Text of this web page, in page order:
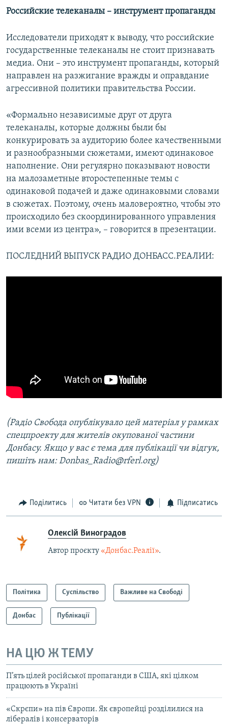
Российские телеканалы – инструмент пропаганды
Исследователи приходят к выводу, что российские
государственные телеканалы не стоит признавать
медиа. Они – это инструмент пропаганды, который
направлен на разжигание вражды и оправдание
агрессивной политики правительства России.
«Формально независимые друг от друга
телеканалы, которые должны были бы
конкурировать за аудиторию более качественными
и разнообразными сюжетами, имеют одинаковое
наполнение. Они регулярно показывают новости
на малозаметные второстепенные темы с
одинаковой подачей и даже одинаковыми словами
в сюжетах. Поэтому, очень маловероятно, чтобы это
происходило без скоординированного управления
ими всеми из центра», – говорится в презентации.
ПОСЛЕДНИЙ ВЫПУСК РАДИО ДОНБАСС.РЕАЛИИ:
(Радіо Свобода опублікувало цей матеріал у рамках
спецпроекту для жителів окупованої частини
Донбасу. Якщо у вас є тема для публікації чи відгук,
пишіть нам: Donbas_Radio@rferl.org)
Поділитись Читати без VPN Підписатись
Олексій Виноградов
Автор проєкту «Донбас.Реалії».
Політика Суспільство Важливе на Свободі
Донбас Публікації
НА ЦЮ Ж ТЕМУ
П’ять цілей російської пропаганди в США, які цілком
працюють в Україні
«Скрєпи» на пів Європи. Як європейці розділилися на
лібералів і консерваторів